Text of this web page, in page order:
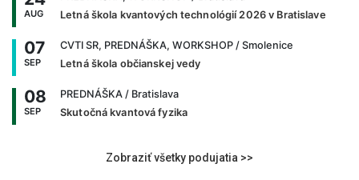
AUG
Letná škola kvantových technológií 2026 v Bratislave
07
SEP
CVTI SR, PREDNÁŠKA, WORKSHOP / Smolenice
Letná škola občianskej vedy
08
SEP
PREDNÁŠKA / Bratislava
Skutočná kvantová fyzika
Zobraziť všetky podujatia >>